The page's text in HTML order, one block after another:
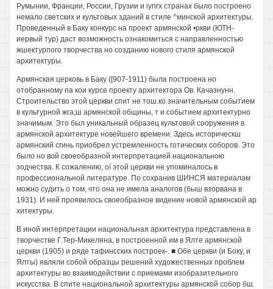
Румынии, Франции, России, Грузии и iynrx странах было построено
немало светских и культовых зданий в стиле ^минской архитектуры.
Проведенный в Баку конкурс на проект армянской •ркви (ЮТН-
иервый тур) даст возможность ознакомиться с направленностью
жшектурпого творчества но созданию нового стиля армянской
архитектуры.
Армянская церковь в Баку ([907-1911) была построена но
отобранному па кои курсе проекту архитектора Ов. Качазнунн.
Строительство этой церкви спит не тош.ко значительным событием
в культурной жга;ш армянской общины, т и событием архитектурно
значимым. Это был уникальный образец культовой сооружения в
армянской архитектуре новейшего времени. Здесь историческш
армянский сгинь приобрел устремленность готических соборов. Это
было но вой своеобразной интерпретацией национальною
зодчества. К сожалению, oí этой церкви не упоминалось в
профессиональной литературе. По сохранив ШИНСЯ материалам
можно судить о том, что она не имела аналогов (быш взорвана в
1931). И ней проявилось своеобразное видение новой армянской ар
хитектуры.
В иной интерпретации национальная архитектура представлена в
творчестве Г.Тер-Микеляна, в построенной им в Ялте армянской
церкви (1905) и ряде тафинсских построек-. ■ Обе церкви (и Боку, и
Ялты) являли собой образцы решений художественных проблем
архитектуры во взаимодействии с приемами изобразительного
искусства. В спите национальной архитектуры армянской собор бш.